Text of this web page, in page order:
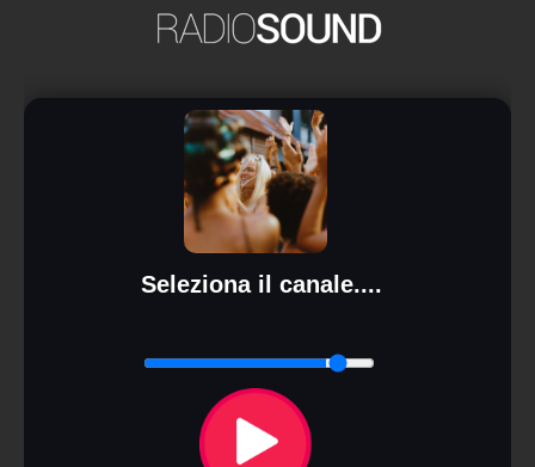
Seleziona il canale....